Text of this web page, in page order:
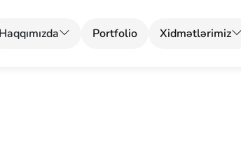
Haqqımızda Portfolio Xidmətlərimiz